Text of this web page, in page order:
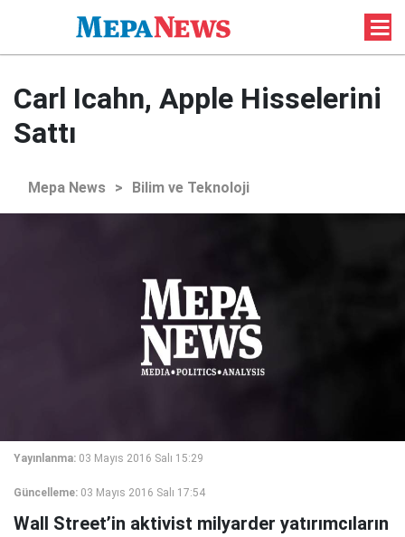
Carl Icahn, Apple Hisselerini
Sattı
Mepa News > Bilim ve Teknoloji
Yayınlanma: 03 Mayıs 2016 Salı 15:29
Güncelleme: 03 Mayıs 2016 Salı 17:54
Wall Street’in aktivist milyarder yatırımcıların